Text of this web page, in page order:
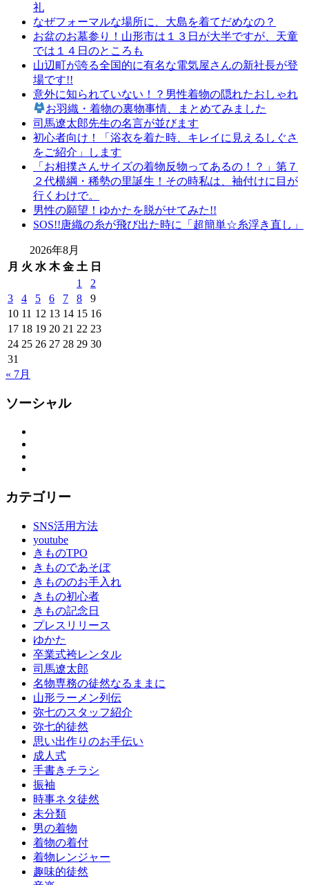
礼
なぜフォーマルな場所に、大島を着てだめなの？
お盆のお墓参り！山形市は１３日が大半ですが、天童
では１４日のところも
山辺町が誇る全国的に有名な電気屋さんの新社長が登
場です!!
意外に知られていない！？男性着物の隠れたおしゃれ
お羽織・着物の裏物事情、まとめてみました
司馬遼太郎先生の名言が並びます
初心者向け！「浴衣を着た時、キレイに見えるしぐさ
をご紹介」します
「お相撲さんサイズの着物反物ってあるの！？」第７
２代横綱・稀勢の里誕生！その時私は、袖付けに目が
行くわけで。
男性の願望！ゆかたを脱がせてみた!!
SOS!!唐織の糸が飛び出た時に「超簡単☆糸浮き直し」
2026年8月
月 火 水 木 金 土 日
1
2
3
4 5 6 7 8
9
10 11 12 13 14 15 16
17 18 19 20 21 22 23
24 25 26 27 28 29 30
31
« 7月
ソーシャル
カテゴリー
SNS活用方法
youtube
きものTPO
きものであそぼ
きもののお手入れ
きもの初心者
きもの記念日
プレスリリース
ゆかた
卒業式袴レンタル
司馬遼太郎
名物専務の徒然なるままに
山形ラーメン列伝
弥七のスタッフ紹介
弥七的徒然
思い出作りのお手伝い
成人式
手書きチラシ
振袖
時事ネタ徒然
未分類
男の着物
着物の着付
着物レンジャー
趣味的徒然